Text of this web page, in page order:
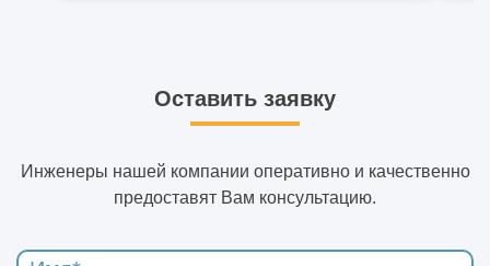
Оставить заявку
Инженеры нашей компании оперативно и качественно
предоставят Вам консультацию.